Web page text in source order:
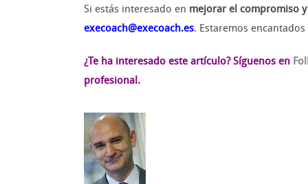
Si estás interesado en mejorar el compromiso
execoach@execoach.es. Estaremos
¿Te ha interesado este artículo?Síguenos en
profesional.